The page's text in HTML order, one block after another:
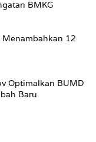
BMKG
Menambahkan 12
Optimalkan BUMD
Baru